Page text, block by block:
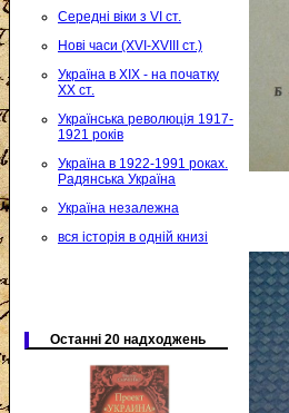
Середні віки з VI ст.
Нові часи (XVI-XVIII ст.)
Україна в XIX - на початку
XX ст.
Українська революція 1917-
1921 років
Україна в 1922-1991 роках.
Радянська Україна
Україна незалежна
вся історія в одній книзі
Останні 20 надходжень